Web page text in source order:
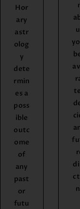
Hor
ary
astr
olog
y
dete
rmin
es a
poss
ible
outc
ome
of
any
past
or
futu